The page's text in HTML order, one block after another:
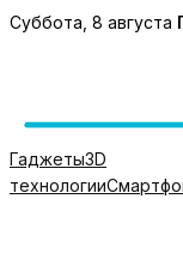
Перейти
Суббота, 8 августа
Гаджеты3D
технологии